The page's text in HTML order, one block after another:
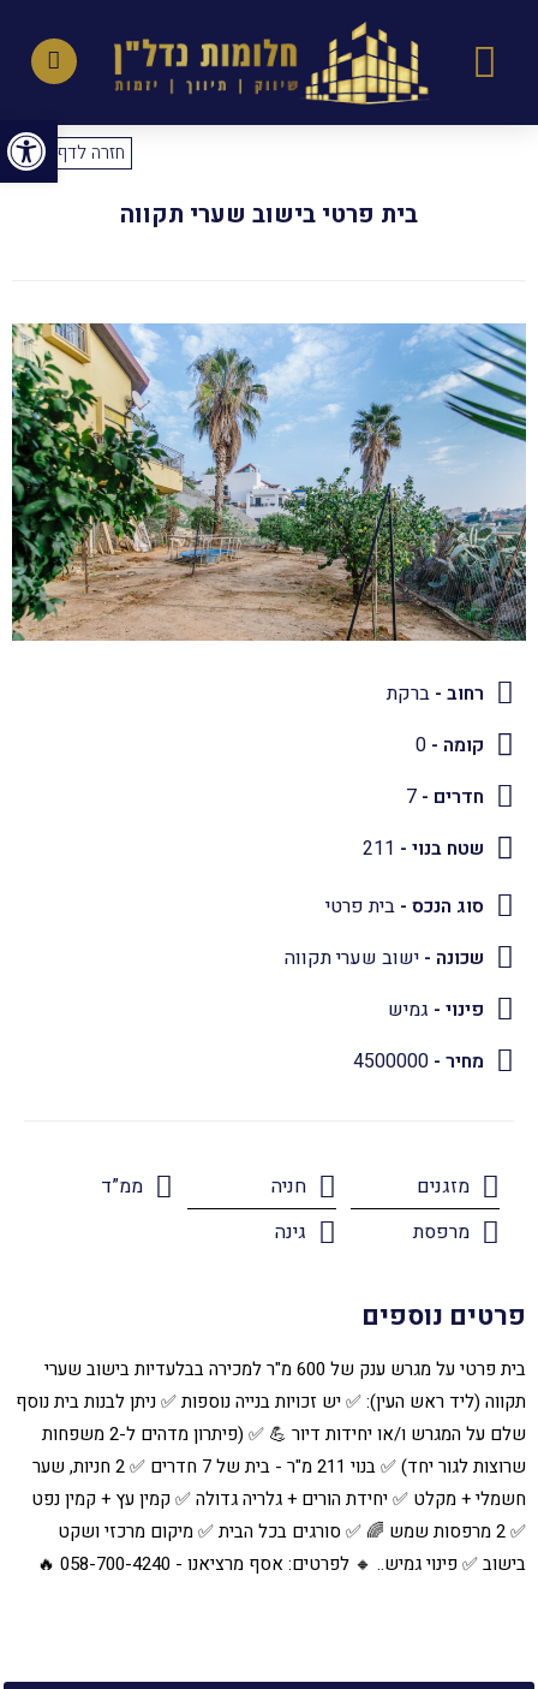
פתח סרגל נגישות
בית פרטי בישוב שערי תקווה
חזרה לדף הבית
רחוב - ברקת
קומה - 0
חדרים - 7
שטח בנוי - 211
סוג הנכס - בית פרטי
שכונה - ישוב שערי תקווה
פינוי - גמיש
מחיר - 4500000
מזגנים חניה
ממ”ד
מרפסת
גינה
פרטים נוספים
בית פרטי על מגרש ענק של 600 מ"ר למכירה בבלעדיות בישוב שערי
תקווה (ליד ראש העין): ✅ יש זכויות בנייה נוספות ✅ ניתן לבנות בית נוסף
שלם על המגרש ו/או יחידות דיור 💪 ✅ (פיתרון מדהים ל-2 משפחות
שרוצות לגור יחד) ✅ בנוי 211 מ"ר - בית של 7 חדרים ✅ 2 חניות, שער
חשמלי + מקלט ✅ יחידת הורים + גלריה גדולה ✅ קמין עץ + קמין נפט
✅ 2 מרפסות שמש 🌈 ✅ סורגים בכל הבית ✅ מיקום מרכזי ושקט
בישוב ✅ פינוי גמיש.. 🔸 לפרטים: אסף מרציאנו - 058-700-4240 🔥